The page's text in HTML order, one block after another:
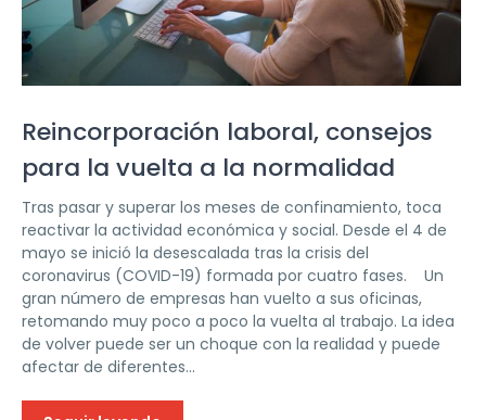
Reincorporación laboral, consejos
para la vuelta a la normalidad
Tras pasar y superar los meses de confinamiento, toca
reactivar la actividad económica y social. Desde el 4 de
mayo se inició la desescalada tras la crisis del
coronavirus (COVID-19) formada por cuatro fases. Un
gran número de empresas han vuelto a sus oficinas,
retomando muy poco a poco la vuelta al trabajo. La idea
de volver puede ser un choque con la realidad y puede
afectar de diferentes...